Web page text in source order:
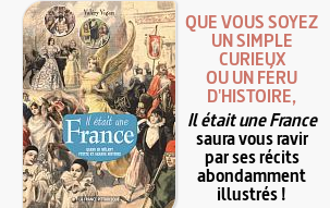
QUE VOUS SOYEZ
UN SIMPLE
CURIEUX
OU UN FÉRU
D'HISTOIRE,
Il était une France
saura vous ravir
par ses récits
abondamment
illustrés !